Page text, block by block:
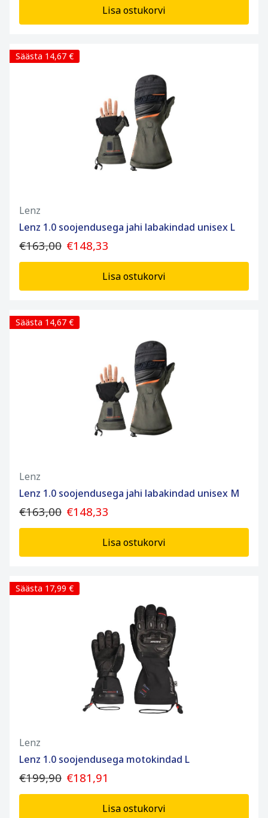
Lisa ostukorvi
Säästa 14,67 €
Lenz
Lenz 1.0 soojendusega jahi labakindad unisex L
€163,00 €148,33
Lisa ostukorvi
Säästa 14,67 €
Lenz
Lenz 1.0 soojendusega jahi labakindad unisex M
€163,00 €148,33
Lisa ostukorvi
Säästa 17,99 €
Lenz
Lenz 1.0 soojendusega motokindad L
€199,90 €181,91
Lisa ostukorvi